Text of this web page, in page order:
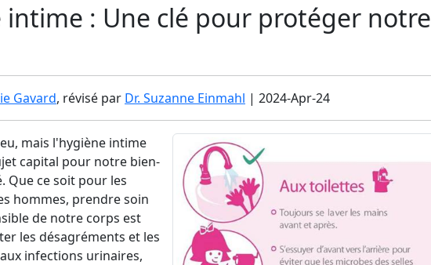
intime : Une clé pour protéger notre
Gavard, révisé par Dr. Suzanne Einmahl | 2024-Apr-24
mais l'hygiène intime
capital pour notre bien-
Que ce soit pour les
hommes, prendre soin
de notre corps est
les désagréments et les
infections urinaires,